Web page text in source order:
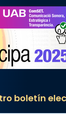
boletín